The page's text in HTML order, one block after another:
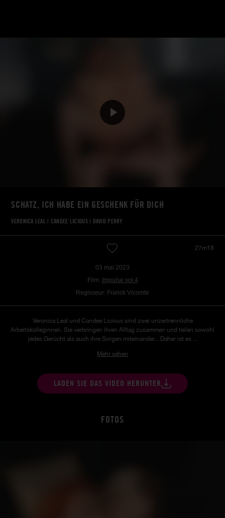
SCHATZ, ICH HABE EIN GESCHENK FÜR DICH
VERONICA LEAL | CANDEE LICIOUS| DAVID PERRY
27m18
03 mai 2023
Film: Impulse vol.4
Regisseur: Franck Vicomte
Veronica Leal und Candee Licious sind zwei unzertrennliche
Arbeitskolleginnen. Sie verbringen ihren Alltag zusammen und teilen sowohl
jedes Gerücht als auch ihre Sorgen miteinander... Daher ist es ...
Mehr sehen
LADEN SIE DAS VIDEO HERUNTER
FOTOS